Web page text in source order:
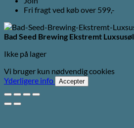
Fri fragt ved køb over 599,-
Bad Seed Brewing Ekstremt Luxsusøl
Ikke på lager
Vi bruger kun nødvendig cookies
Yderligere info
Accepter